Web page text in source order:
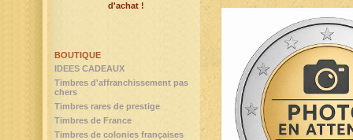
BOUTIQUE
IDEES CADEAUX
Timbres d'affranchissement pas
chers
Timbres rares de prestige
Timbres de France
Timbres de colonies françaises
d'achat !